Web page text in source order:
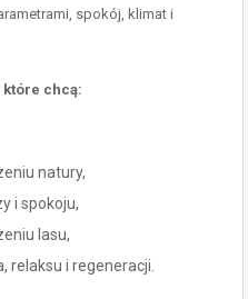
spokój, klimat i
chcą:
natury,
i spokoju,
lasu,
relaksu i regeneracji.